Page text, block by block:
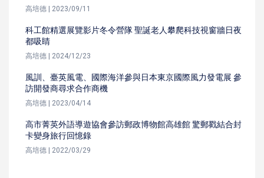
高培德 | 2023/09/11
科工館精選展覽影片冬令營隊 聖誕老人攀爬科技視窗牆日夜
都吸睛
高培德 | 2024/12/23
風訓、臺英風電、國際海洋參與日本東京國際風力發電展 參
訪開發商尋求合作商機
高培德 | 2023/04/14
高市菁英外語導遊協會參訪郵政博物館高雄館 驚郵戳結合封
卡變身旅行回憶錄
高培德 | 2022/03/29